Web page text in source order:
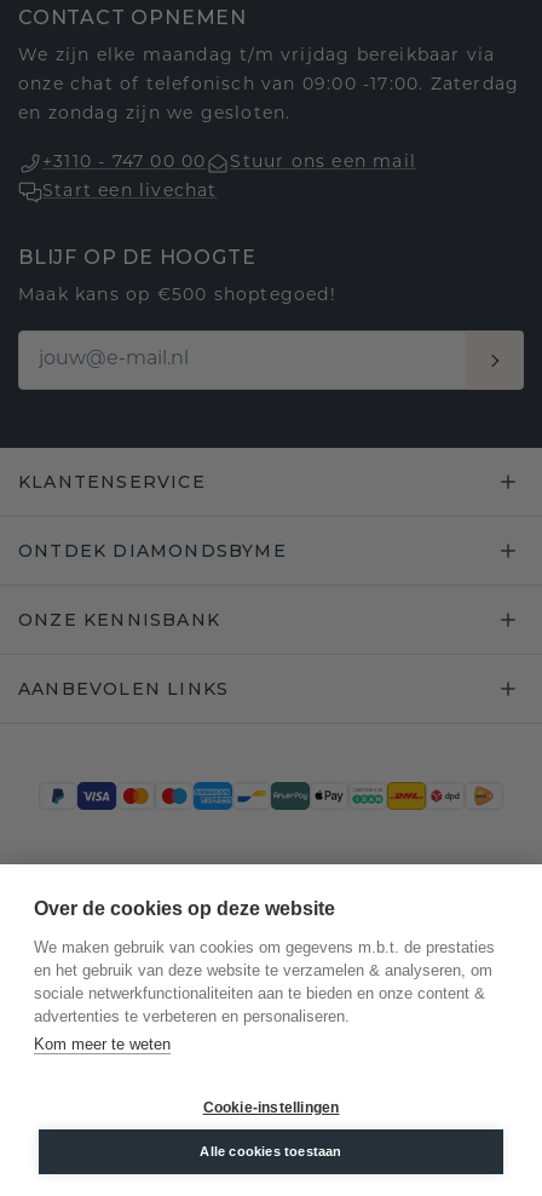
CONTACT OPNEMEN
We zijn elke maandag t/m vrijdag bereikbaar via
onze chat of telefonisch van 09:00 -17:00. Zaterdag
en zondag zijn we gesloten.
+3110 - 747 00 00
Stuur ons een mail
Start een livechat
BLIJF OP DE HOOGTE
Maak kans op €500 shoptegoed!
KLANTENSERVICE
ONTDEK DIAMONDSBYME
ONZE KENNISBANK
AANBEVOLEN LINKS
©2026.DiamondsByMe
Algemene voorwaarden
Over de cookies op deze website
We maken gebruik van cookies om gegevens m.b.t. de prestaties
en het gebruik van deze website te verzamelen & analyseren, om
sociale netwerkfunctionaliteiten aan te bieden en onze content &
advertenties te verbeteren en personaliseren.
Kom meer te weten
Cookie-instellingen
Alle cookies toestaan